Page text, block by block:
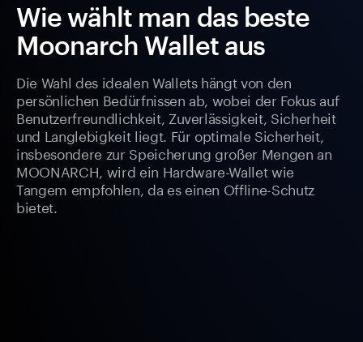
Wie wählt man das beste
Moonarch Wallet aus
Die Wahl des idealen Wallets hängt von den
persönlichen Bedürfnissen ab, wobei der Fokus auf
Benutzerfreundlichkeit, Zuverlässigkeit, Sicherheit
und Langlebigkeit liegt. Für optimale Sicherheit,
insbesondere zur Speicherung großer Mengen an
MOONARCH, wird ein Hardware-Wallet wie
Tangem empfohlen, da es einen Offline-Schutz
bietet.